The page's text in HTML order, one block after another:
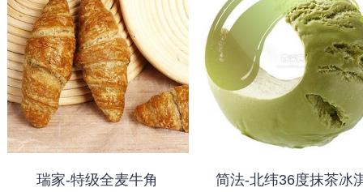
瑞家-特级全麦牛角
简法-北纬36度抹茶冰